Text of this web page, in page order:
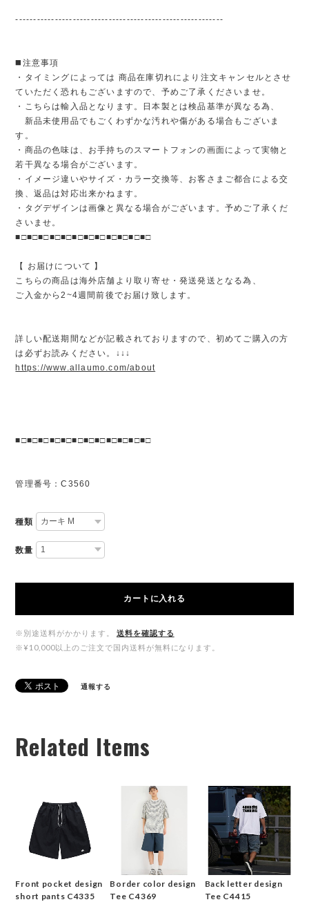
----------------------------------------------------------
◼️注意事項
・タイミングによっては 商品在庫切れにより注文キャンセルとさせ
ていただく恐れもございますので、予めご了承くださいませ。
・こちらは輸入品となります。日本製とは検品基準が異なる為、
新品未使用品でもごくわずかな汚れや傷がある場合もございま
す。
・商品の色味は、お手持ちのスマートフォンの画面によって実物と
若干異なる場合がございます。
・イメージ違いやサイズ・カラー交換等、お客さまご都合による交
換、返品は対応出来かねます。
・タグデザインは画像と異なる場合がございます。予めご了承くだ
さいませ。
■□■□■□■□■□■□■□■□■□■□■□■□
【 お届けについて 】
こちらの商品は海外店舗より取り寄せ・発送発送となる為、
ご入金から2~4週間前後でお届け致します。
詳しい配送期間などが記載されておりますので、初めてご購入の方
は必ずお読みください。↓↓↓
https://www.allaumo.com/about
■□■□■□■□■□■□■□■□■□■□■□■□
管理番号：C3560
種類
数量
カートに入れる
※別途送料がかかります。
送料を確認する
※¥10,000以上のご注文で国内送料が無料になります。
通報する
Related Items
Front pocket design
short pants C4335
Border color design
Tee C4369
Back letter design
Tee C4415